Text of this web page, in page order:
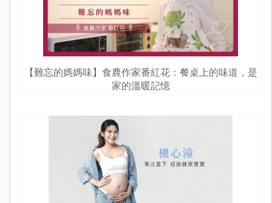
【難忘的媽媽味】食農作家番紅花：餐桌上的味道，是
家的溫暖記憶